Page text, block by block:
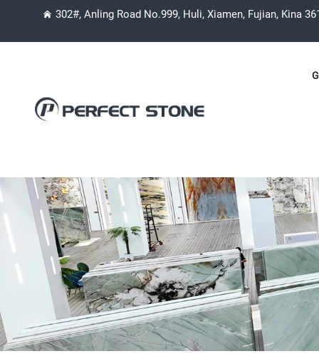
302#, Anling Road No.999, Huli, Xiamen, Fujian, Kina